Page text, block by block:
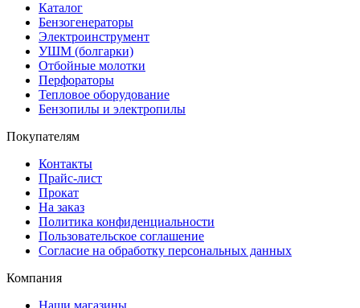
Каталог
Бензогенераторы
Электроинструмент
УШМ (болгарки)
Отбойные молотки
Перфораторы
Тепловое оборудование
Бензопилы и электропилы
Покупателям
Контакты
Прайс-лист
Прокат
На заказ
Политика конфиденциальности
Пользовательское соглашение
Согласие на обработку персональных данных
Компания